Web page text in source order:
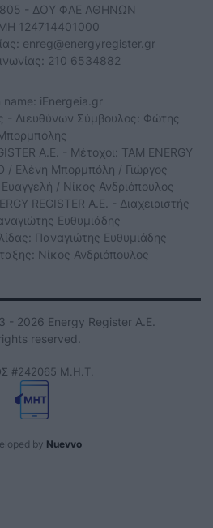
- ΔΟΥ ΦΑΕ ΑΘΗΝΩΝ
124714401000
enreg@energyregister.gr
210 6534882
name: iEnergeia.gr
- Διευθύνων Σύμβουλος: Φώτης
Α.Ε. - Μέτοχοι: TAM ENERGY
/ Ελένη Μπορμπόλη / Γιώργος
/ Νίκος Ανδριόπουλος
REGISTER Α.Ε. - Διαχειριστής
Ευθυμιάδης
Παναγιώτης Ευθυμιάδης
Νίκος Ανδριόπουλος
2026 Energy Register Α.Ε.
reserved.
#242065 Μ.Η.Τ.
by Nuevvo